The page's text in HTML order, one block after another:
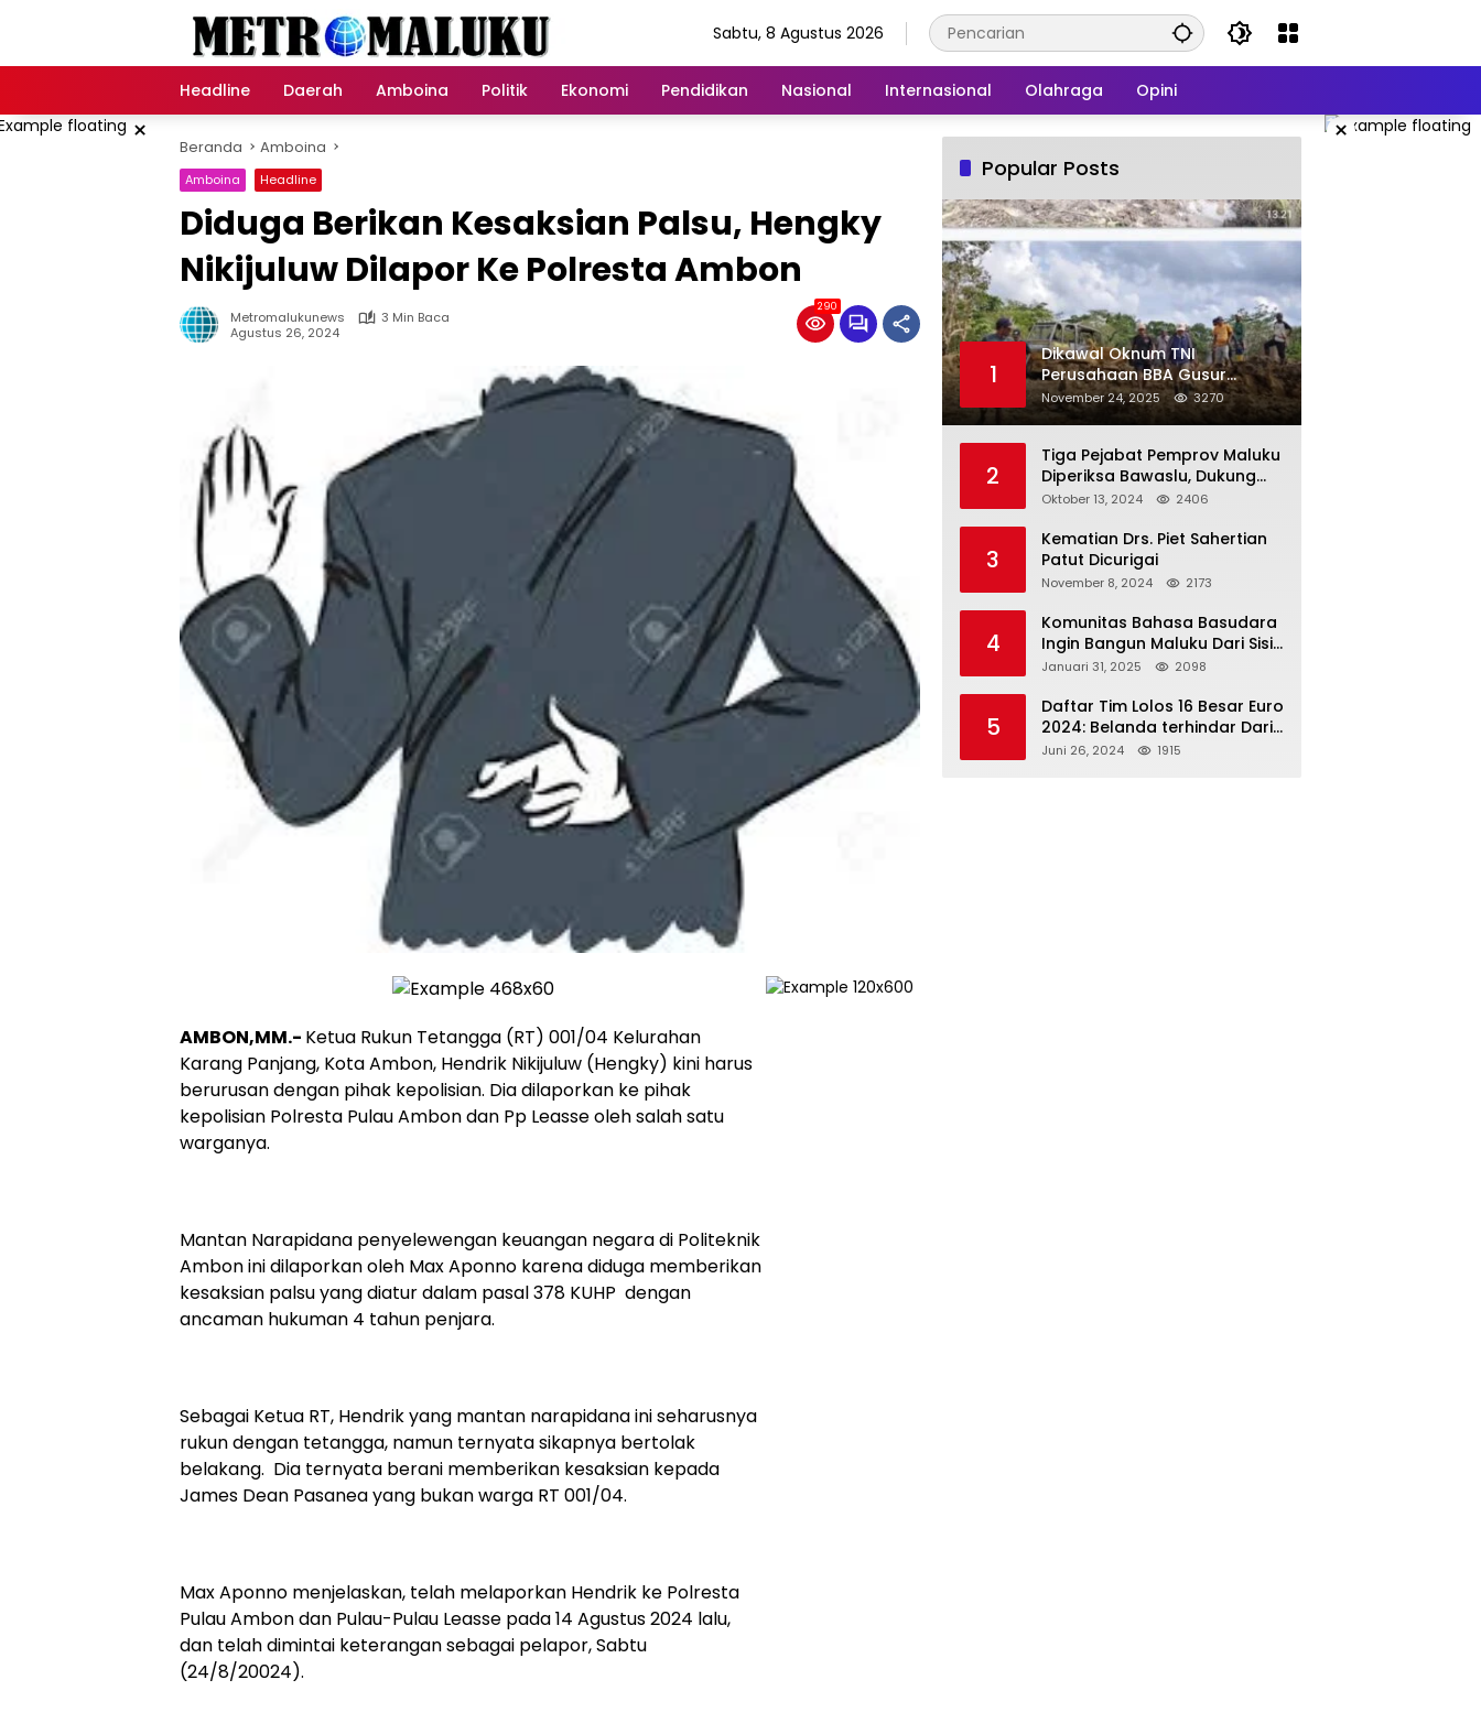
Sabtu, 8 Agustus 2026
Headline Daerah Amboina Politik Ekonomi Pendidikan Nasional Internasional Olahraga Opini
× ×
Beranda Amboina
Amboina Headline
Diduga Berikan Kesaksian Palsu, Hengky
Nikijuluw Dilapor Ke Polresta Ambon
Metromalukunews
3 Min Baca
Agustus 26, 2024
290
AMBON,MM.- Ketua Rukun Tetangga (RT) 001/04 Kelurahan
Karang Panjang, Kota Ambon, Hendrik Nikijuluw (Hengky) kini harus
berurusan dengan pihak kepolisian. Dia dilaporkan ke pihak
kepolisian Polresta Pulau Ambon dan Pp Leasse oleh salah satu
warganya.
Mantan Narapidana penyelewengan keuangan negara di Politeknik
Ambon ini dilaporkan oleh Max Aponno karena diduga memberikan
kesaksian palsu yang diatur dalam pasal 378 KUHP dengan
ancaman hukuman 4 tahun penjara.
Sebagai Ketua RT, Hendrik yang mantan narapidana ini seharusnya
rukun dengan tetangga, namun ternyata sikapnya bertolak
belakang. Dia ternyata berani memberikan kesaksian kepada
James Dean Pasanea yang bukan warga RT 001/04.
Max Aponno menjelaskan, telah melaporkan Hendrik ke Polresta
Pulau Ambon dan Pulau-Pulau Leasse pada 14 Agustus 2024 lalu,
dan telah dimintai keterangan sebagai pelapor, Sabtu
(24/8/20024).
Popular Posts
1
Dikawal Oknum TNI
Perusahaan BBA Gusur
Secara Brutal Tanah Dan
Tanaman Warga, Akademisi
Tertibkan Anggotanya
November 24, 2025 3270
2
Tiga Pejabat Pemprov Maluku
Diperiksa Bawaslu, Dukung
Paslon 2M
Oktober 13, 2024 2406
3
Kematian Drs. Piet Sahertian
Patut Dicurigai
November 8, 2024 2173
4
Komunitas Bahasa Basudara
Ingin Bangun Maluku Dari Sisi
Bahasa
Januari 31, 2025 2098
5
Daftar Tim Lolos 16 Besar Euro
2024: Belanda terhindar Dari
Spanyol dan Ingriss, Prancis
Juni 26, 2024 1915